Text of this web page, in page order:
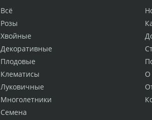
О
Всё
Розы
Хвойные
Декоративные
Плодовые
Клематисы
Луковичные
Многолетники
Семена